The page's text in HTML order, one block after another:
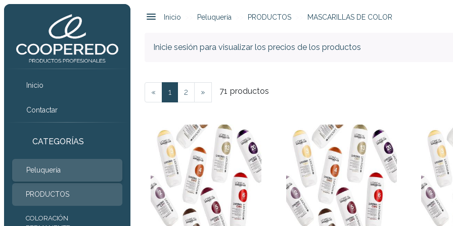
Inicio
Contactar
CATEGORÍAS
Peluquería
PRODUCTOS
COLORACIÓN
Inicio Peluquería PRODUCTOS MASCARILLAS DE COLOR
Inicie sesión para visualizar los precios de los productos
« 1 2 » 71 productos